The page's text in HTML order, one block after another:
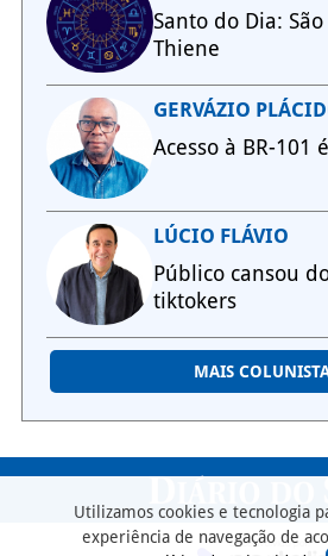
Santo do Dia:
Thiene
GERVÁZIO
Acesso à BR-101
LÚCIO FLÁVIO
Público cansou
tiktokers
MAIS
Utilizamos cookies e tecnologia
experiência de navegação de